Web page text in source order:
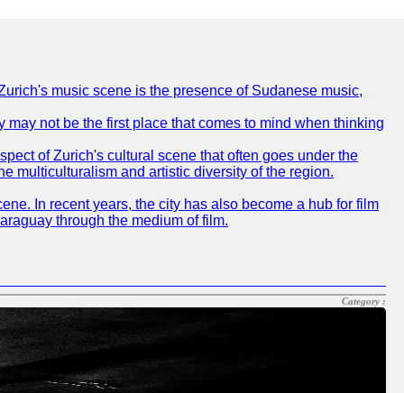
music scene is the presence of Sudanese music,
not be the first place that comes to mind when thinking
of Zurich's cultural scene that often goes under the
multiculturalism and artistic diversity of the region.
In recent years, the city has also become a hub for film
through the medium of film.
Category :